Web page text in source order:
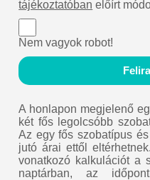
tájékoztatóban előírt
Nem vagyok robot!
A honlapon megjelenő
két fős legolcsóbb
Az egy fős szobatípus
jutó árai ettől
vonatkozó kalkulációt a
naptárban, az